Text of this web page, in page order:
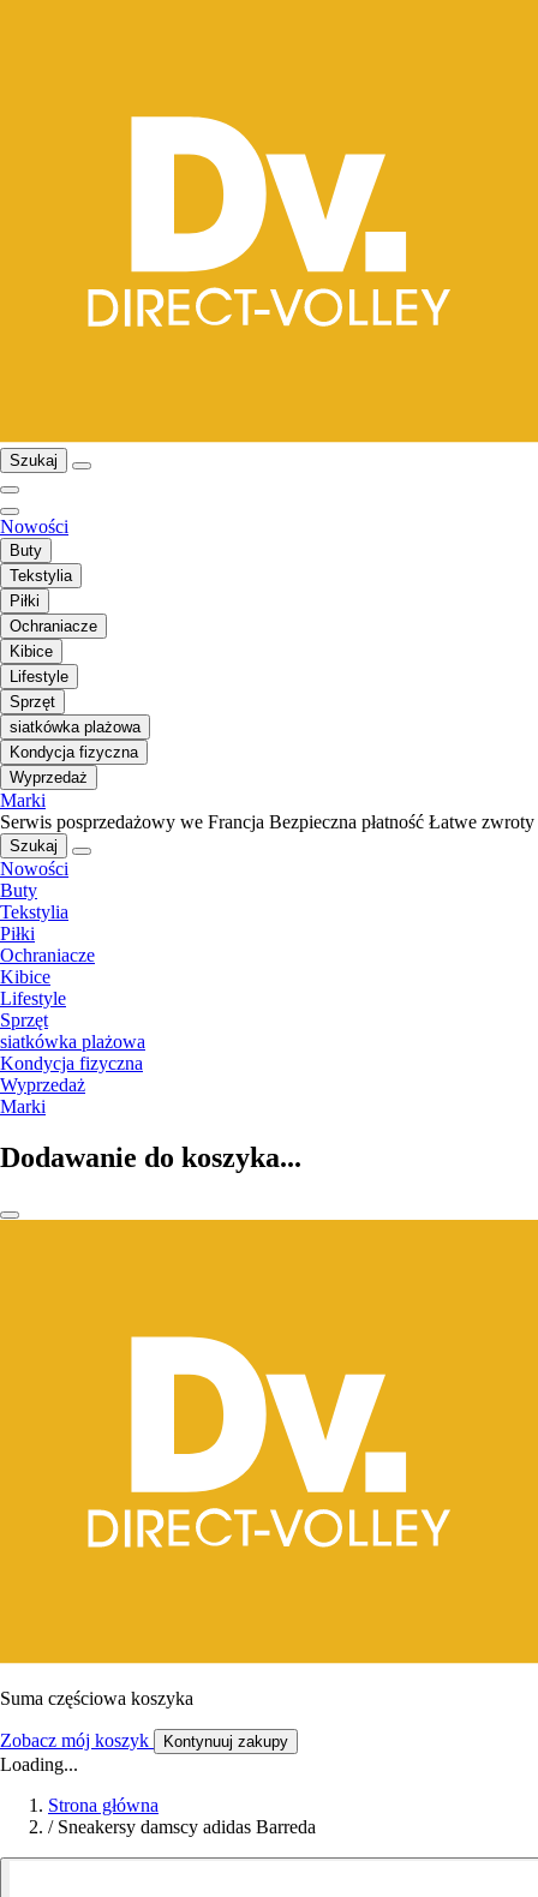
Szukaj
Nowości
Buty
Tekstylia
Piłki
Ochraniacze
Kibice
Lifestyle
Sprzęt
siatkówka plażowa
Kondycja fizyczna
Wyprzedaż
Marki
Serwis posprzedażowy we Francja Bezpieczna płatność Łatwe zwroty
Szukaj
Nowości
Buty
Tekstylia
Piłki
Ochraniacze
Kibice
Lifestyle
Sprzęt
siatkówka plażowa
Kondycja fizyczna
Wyprzedaż
Marki
Dodawanie do koszyka...
Suma częściowa koszyka
Zobacz mój koszyk Kontynuuj zakupy
Loading...
Strona główna
/ Sneakersy damscy adidas Barreda